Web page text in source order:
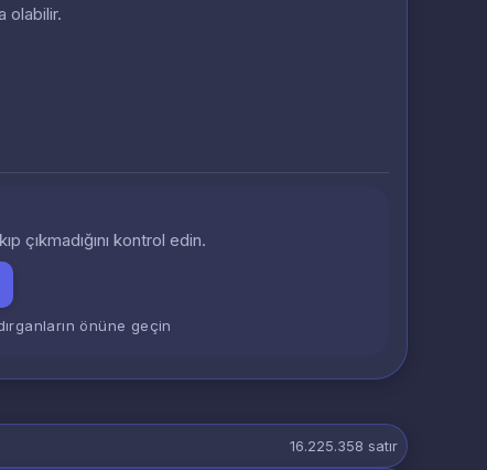
olabilir.
çıkmadığını kontrol edin.
önüne geçin
16.225.358 satır